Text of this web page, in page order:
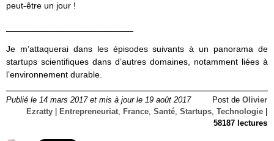
peut-être un jour !
Je m’attaquerai dans les épisodes suivants à un panorama de
startups scientifiques dans d’autres domaines, notamment liées à
l’environnement durable.
Publié le 14 mars 2017 et mis à jour le 19 août 2017 Post de Olivier
Ezratty
Entrepreneuriat France Santé Startups Technologie
58187 lectures